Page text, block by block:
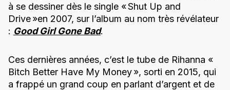
à se dessiner dès le single « Shut Up and
Drive »en 2007, sur l’album au nom très révélateur
: Good Girl Gone Bad.
Ces dernières années, c’est le tube de Rihanna «
Bitch Better Have My Money », sorti en 2015, qui
a frappé un grand coup en parlant d’argent et de